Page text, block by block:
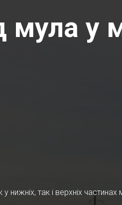
мула у
так і верхніх